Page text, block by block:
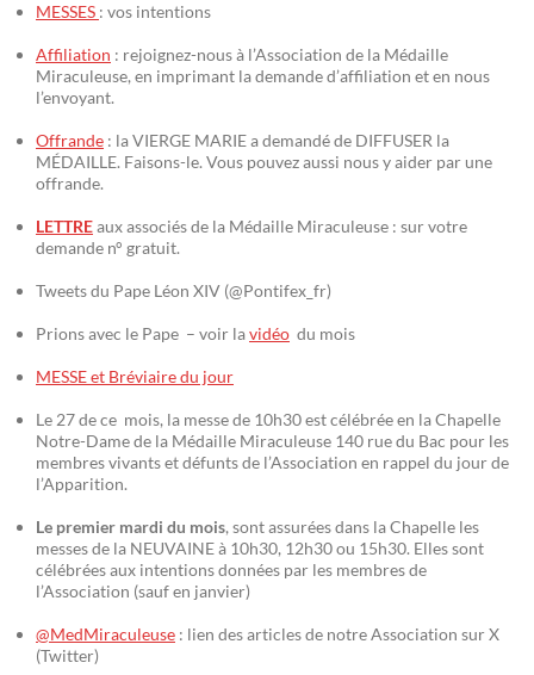
MESSES : vos intentions
Affiliation : rejoignez-nous à l’Association de la Médaille
Miraculeuse, en imprimant la demande d’affiliation et en nous
l’envoyant.
Offrande : la VIERGE MARIE a demandé de DIFFUSER la
MÉDAILLE. Faisons-le. Vous pouvez aussi nous y aider par une
offrande.
LETTREaux associés de la Médaille Miraculeuse : sur votre
demande n° gratuit.
Tweets du Pape Léon XIV (@Pontifex_fr)
Prions avec le Pape – voir lavidéo du mois
MESSE et Bréviaire du jour
Le 27 de ce mois, la messe de 10h30 est célébrée en la Chapelle
Notre-Dame de la Médaille Miraculeuse 140 rue du Bac pour les
membres vivants et défunts de l’Association en rappel du jour de
l’Apparition.
Le premier mardi du mois, sont assurées dans la Chapelle les
messes de la NEUVAINE à 10h30, 12h30 ou 15h30. Elles sont
célébrées aux intentions données par les membres de
l’Association (sauf en janvier)
@MedMiraculeuse : lien des articles de notre Association sur X
(Twitter)